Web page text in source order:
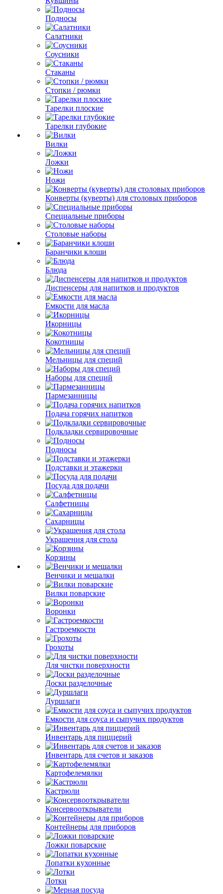
Подносы
Салатники
Соусники
Стаканы
Стопки / рюмки
Тарелки плоские
Тарелки глубокие
Вилки
Ложки
Ножи
Конверты (куверты) для столовых приборов
Специальные приборы
Столовые наборы
Баранчики клоши
Блюда
Диспенсеры для напитков и продуктов
Емкости для масла
Икорницы
Кокотницы
Мельницы для специй
Наборы для специй
Пармезанницы
Подача горячих напитков
Подкладки сервировочные
Подносы
Подставки и этажерки
Посуда для подачи
Салфетницы
Сахарницы
Украшения для стола
Корзины
Венчики и мешалки
Вилки поварские
Воронки
Гастроемкости
Грохоты
Для чистки поверхности
Доски разделочные
Дуршлаги
Емкости для соуса и сыпучих продуктов
Инвентарь для пиццерий
Инвентарь для счетов и заказов
Картофелемялки
Кастрюли
Консервооткрыватели
Контейнеры для приборов
Ложки поварские
Лопатки кухонные
Лотки